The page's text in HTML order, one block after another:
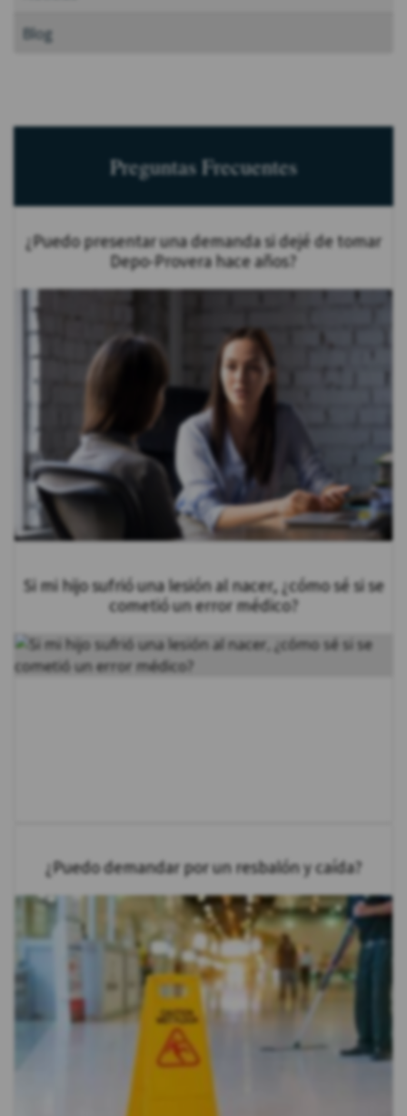
Blog
Preguntas Frecuentes
¿Puedo presentar una demanda si dejé de tomar
Depo-Provera hace años?
Si mi hijo sufrió una lesión al nacer, ¿cómo sé si se
cometió un error médico?
¿Puedo demandar por un resbalón y caída?